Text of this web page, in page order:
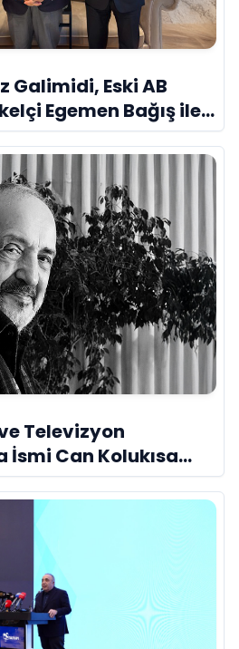
Galimidi, Eski AB
Egemen Bağış ile
Televizyon
İsmi Can Kolukısa